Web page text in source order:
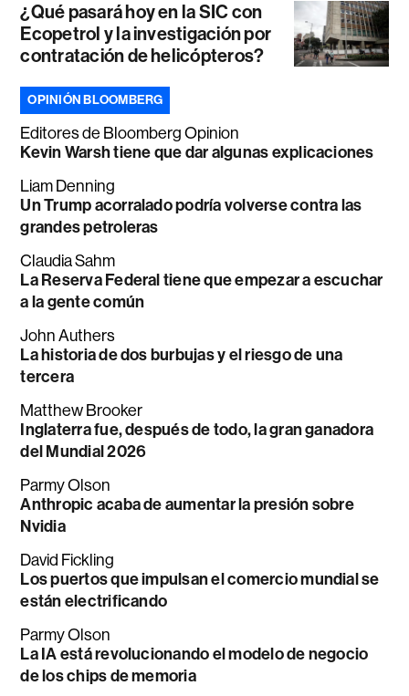
¿Qué pasará hoy en la SIC con
Ecopetrol y la investigación por
contratación de helicópteros?
OPINIÓN BLOOMBERG
Editores de Bloomberg Opinion
Kevin Warsh tiene que dar algunas explicaciones
Liam Denning
Un Trump acorralado podría volverse contra las
grandes petroleras
Claudia Sahm
La Reserva Federal tiene que empezar a escuchar
a la gente común
John Authers
La historia de dos burbujas y el riesgo de una
tercera
Matthew Brooker
Inglaterra fue, después de todo, la gran ganadora
del Mundial 2026
Parmy Olson
Anthropic acaba de aumentar la presión sobre
Nvidia
David Fickling
Los puertos que impulsan el comercio mundial se
están electrificando
Parmy Olson
La IA está revolucionando el modelo de negocio
de los chips de memoria